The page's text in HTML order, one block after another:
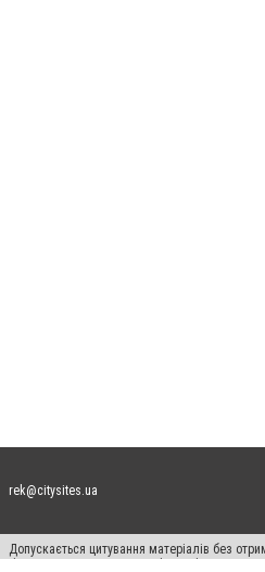
rek@citysites.ua
Допускається цитування матеріалів без
гіперпосилання на цитовані статті не